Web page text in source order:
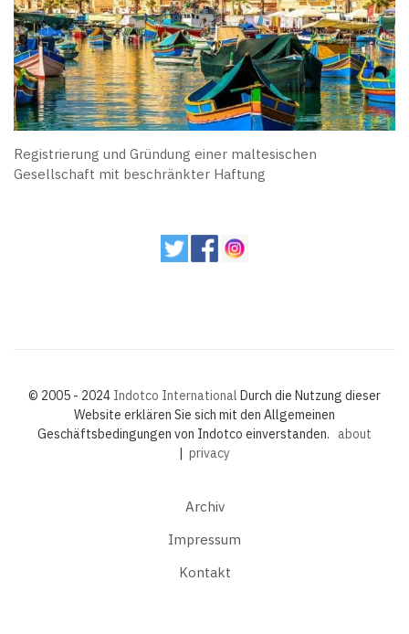
Registrierung und Gründung einer maltesischen
Gesellschaft mit beschränkter Haftung
© 2005 - 2024 Indotco International Durch die Nutzung dieser
Website erklären Sie sich mit den Allgemeinen
Geschäftsbedingungen von Indotco einverstanden. about
| privacy
Archiv
Impressum
Kontakt